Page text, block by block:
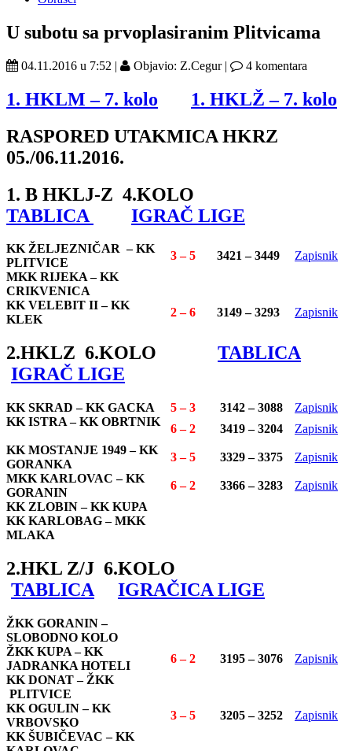
U subotu sa prvoplasiranim Plitvicama
04.11.2016 u 7:52 | Objavio: Z.Cegur | 4 komentara
1. HKLM – 7. kolo
1. HKLŽ – 7. kolo
RASPORED UTAKMICA HKRZ
05./06.11.2016.
1. B HKLJ-Z 4.KOLO
TABLICA
IGRAČ LIGE
KK ŽELJEZNIČAR – KK
PLITVICE
3 – 5 3421 – 3449
Zapisnik
MKK RIJEKA – KK
CRIKVENICA
KK VELEBIT II – KK
KLEK
2 – 6 3149 – 3293 Zapisnik
2.HKLZ 6.KOLO TABLICA
IGRAČ LIGE
KK SKRAD – KK GACKA 5 – 3 3142 – 3088
Zapisnik
KK ISTRA – KK OBRTNIK
6 – 2 3419 – 3204
Zapisnik
KK MOSTANJE 1949 – KK
GORANKA
3 – 5 3329 – 3375
Zapisnik
MKK KARLOVAC – KK
GORANIN
6 – 2 3366 – 3283
Zapisnik
KK ZLOBIN – KK KUPA
KK KARLOBAG – MKK
MLAKA
2.HKL Z/J 6.KOLO
TABLICA
IGRAČICA LIGE
ŽKK GORANIN –
SLOBODNO KOLO
ŽKK KUPA – KK
JADRANKA HOTELI
6 – 2 3195 – 3076
Zapisnik
KK DONAT – ŽKK
PLITVICE
KK OGULIN – KK
VRBOVSKO
3 – 5 3205 – 3252
Zapisnik
KK ŠUBIČEVAC – KK